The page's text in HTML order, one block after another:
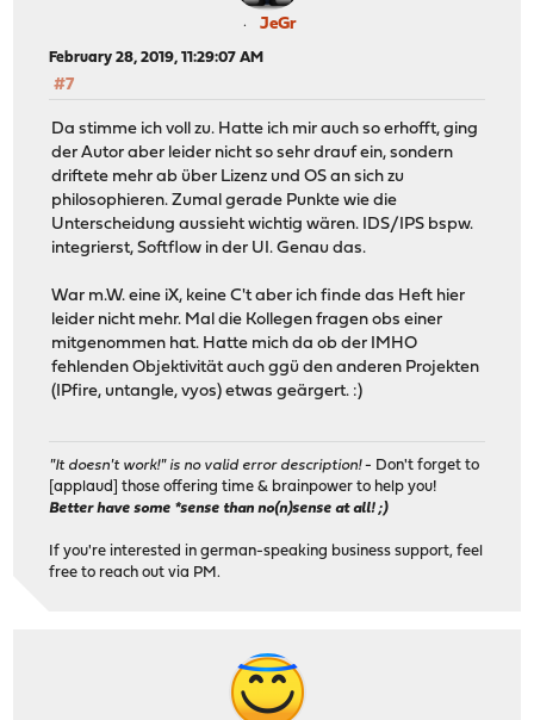
JeGr
February 28, 2019, 11:29:07 AM
#7
Da stimme ich voll zu. Hatte ich mir auch so erhofft, ging
der Autor aber leider nicht so sehr drauf ein, sondern
driftete mehr ab über Lizenz und OS an sich zu
philosophieren. Zumal gerade Punkte wie die
Unterscheidung aussieht wichtig wären. IDS/IPS bspw.
integrierst, Softflow in der UI. Genau das.
War m.W. eine iX, keine C't aber ich finde das Heft hier
leider nicht mehr. Mal die Kollegen fragen obs einer
mitgenommen hat. Hatte mich da ob der IMHO
fehlenden Objektivität auch ggü den anderen Projekten
(IPfire, untangle, vyos) etwas geärgert. :)
"It doesn't work!" is no valid error description!- Don't forget to
[applaud] those offering time & brainpower to help you!
Better have some *sense than no(n)sense at all! ;)
If you're interested in german-speaking business support, feel
free to reach out via PM.